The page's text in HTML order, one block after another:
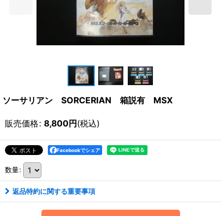
ソーサリアン SORCERIAN 箱説有 MSX
販売価格: 8,800円(税込)
Facebookでシェア
数量:
返品特約に関する重要事項